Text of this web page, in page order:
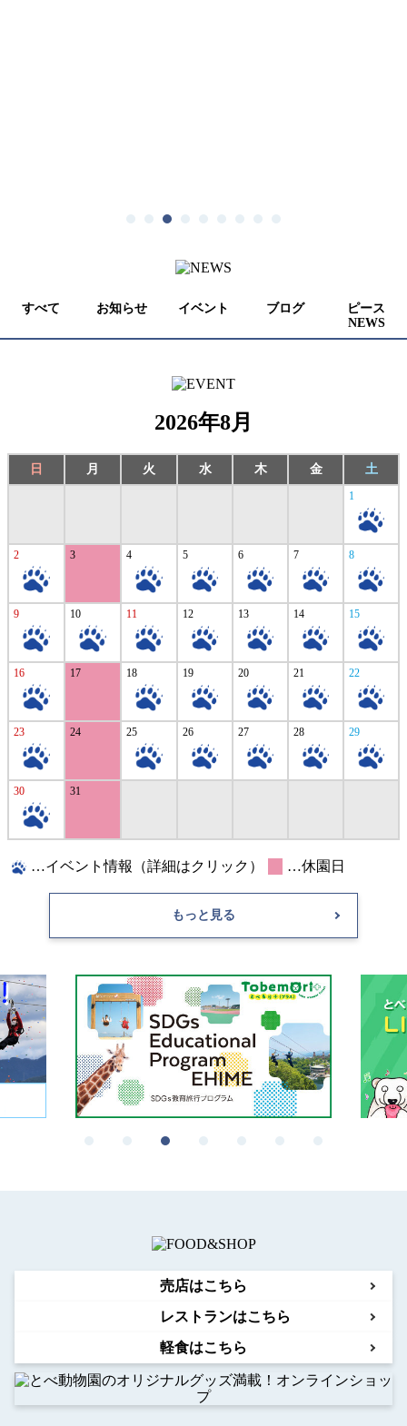
すべて お知らせ イベント ブログ
ピース
NEWS
2026年8月
日 月 火 水 木 金 土
1
2 3 4 5 6 7 8
9 10 11 12 13 14 15
16 17 18 19 20 21 22
23 24 25 26 27 28 29
30 31
…イベント情報（詳細はクリック） …休園日
もっと見る
売店はこちら
レストランはこちら
軽食はこちら